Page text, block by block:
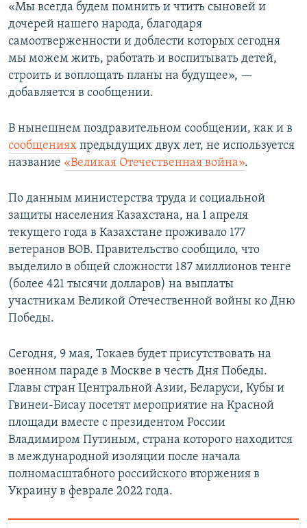
«Мы всегда будем помнить и чтить сыновей и
дочерей нашего народа, благодаря
самоотверженности и доблести которых сегодня
мы можем жить, работать и воспитывать детей,
строить и воплощать планы на будущее», —
добавляется в сообщении.
В нынешнем поздравительном сообщении, как и в
сообщениях предыдущих двух лет, не используется
название «Великая Отечественная война».
По данным министерства труда и социальной
защиты населения Казахстана, на 1 апреля
текущего года в Казахстане проживало 177
ветеранов ВОВ. Правительство сообщило, что
выделило в общей сложности 187 миллионов тенге
(более 421 тысячи долларов) на выплаты
участникам Великой Отечественной войны ко Дню
Победы.
Сегодня, 9 мая, Токаев будет присутствовать на
военном параде в Москве в честь Дня Победы.
Главы стран Центральной Азии, Беларуси, Кубы и
Гвинеи-Бисау посетят мероприятие на Красной
площади вместе с президентом России
Владимиром Путиным, страна которого находится
в международной изоляции после начала
полномасштабного российского вторжения в
Украину в феврале 2022 года.